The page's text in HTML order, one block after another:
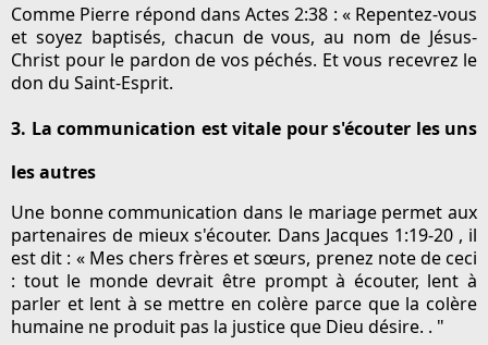
Comme Pierre répond dans Actes 2:38 : « Repentez-vous
et soyez baptisés, chacun de vous, au nom de Jésus-
Christ pour le pardon de vos péchés. Et vous recevrez le
don du Saint-Esprit.
3. La communication est vitale pour s'écouter les uns
les autres
Une bonne communication dans le mariage permet aux
partenaires de mieux s'écouter. Dans Jacques 1:19-20 , il
est dit : « Mes chers frères et sœurs, prenez note de ceci
: tout le monde devrait être prompt à écouter, lent à
parler et lent à se mettre en colère parce que la colère
humaine ne produit pas la justice que Dieu désire. . "